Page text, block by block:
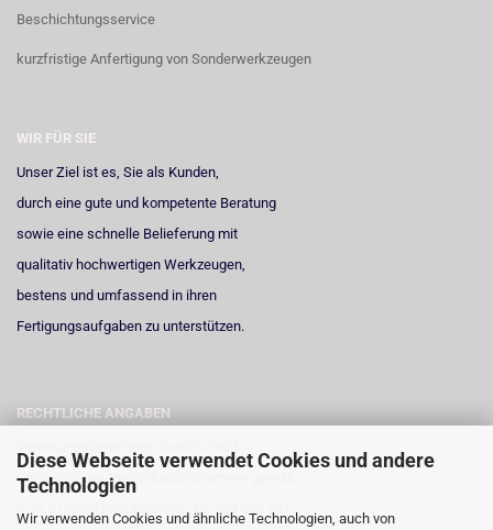
Diese Webseite verwendet Cookies und andere
Technologien
Wir verwenden Cookies und ähnliche Technologien, auch von
Beschichtungsservice
kurzfristige Anfertigung von Sonderwerkzeugen
WIR FÜR SIE
Unser Ziel ist es, Sie als Kunden,
durch eine gute und kompetente Beratung
sowie eine schnelle Belieferung mit
qualitativ hochwertigen Werkzeugen,
bestens und umfassend in ihren
Fertigungsaufgaben zu unterstützen.
RECHTLICHE ANGABEN
Umsatzsteuer-Identifikationsnummer gemäß
§ 27 a Umsatzsteuergesetz: DE 258 598 551